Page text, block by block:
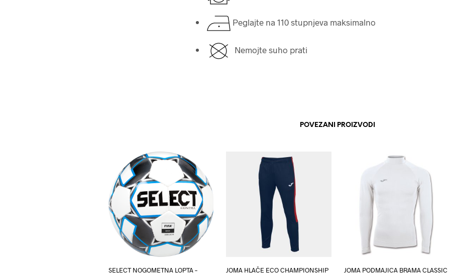
Peglajte na 110 stupnjeva maksimalno
Nemojte suho prati
POVEZANI PROIZVODI
SELECT NOGOMETNA LOPTA – JOMA HLAČE ECO CHAMPIONSHIP JOMA PODMAJICA BRAMA CLASSIC